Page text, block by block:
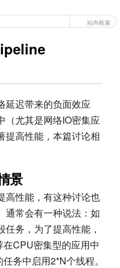
站内检索
延迟带来的负面效应
（尤其是网络IO密集应
提高性能，本篇讨论相
景
高性能，有这种讨论也
通常会有一种说法：如
务，为了提高性能，
CPU密集型的应用中
务中启用2*N个线程。